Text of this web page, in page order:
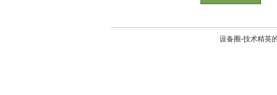
设备圈-技术精英